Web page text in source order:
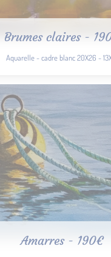
Brumes claires -
Aquarelle - cadre blanc 20X26 -
Amarres - 190€